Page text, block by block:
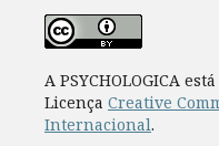
A PSYCHOLOGICA
Licença Creative
Internacional.